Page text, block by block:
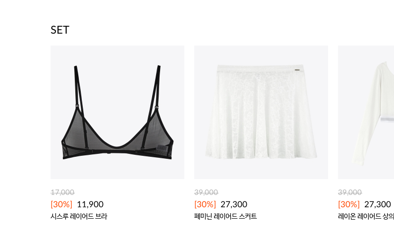
SET
17,000
[30%] 11,900
시스루 레이어드 브라
39,000
[30%] 27,300
페미닌 레이어드 스커트
39,000
[30%] 27,300
레이온 레이어드 상의